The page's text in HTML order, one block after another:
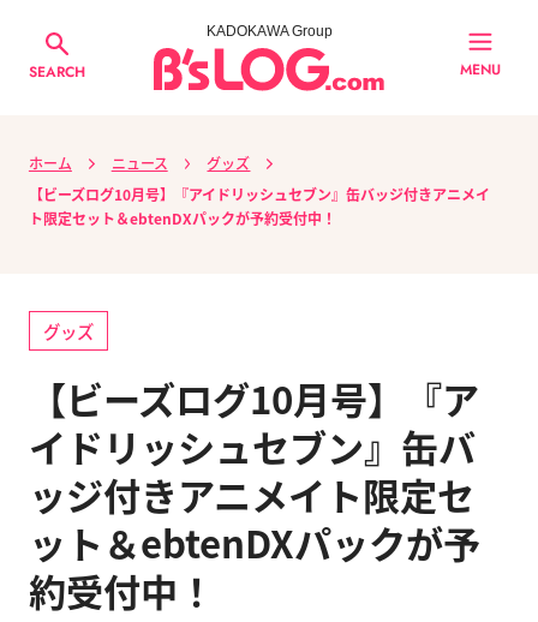
SEARCH
KADOKAWA Group
MENU
ホーム ニュース
グッズ
【ビーズログ10月号】『アイドリッシュセブン』缶バッジ付きアニメイ
ト限定セット＆ebtenDXパックが予約受付中！
グッズ
【ビーズログ10月号】『ア
イドリッシュセブン』缶バ
ッジ付きアニメイト限定セ
ット＆ebtenDXパックが予
約受付中！